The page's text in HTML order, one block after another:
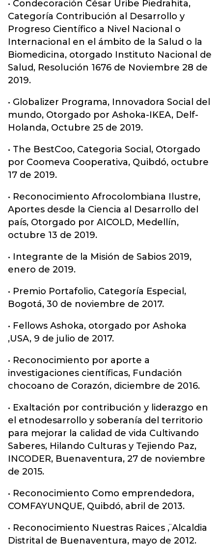
• Condecoración César Uribe Piedrahita,
Categoría Contribución al Desarrollo y
Progreso Científico a Nivel Nacional o
Internacional en el ámbito de la Salud o la
Biomedicina, otorgado Instituto Nacional de
Salud, Resolución 1676 de Noviembre 28 de
2019.
• Globalizer Programa, Innovadora Social del
mundo, Otorgado por Ashoka-IKEA, Delf-
Holanda, Octubre 25 de 2019.
• The BestCoo, Categoria Social, Otorgado
por Coomeva Cooperativa, Quibdó, octubre
17 de 2019.
• Reconocimiento Afrocolombiana Ilustre,
Aportes desde la Ciencia al Desarrollo del
país, Otorgado por AICOLD, Medellín,
octubre 13 de 2019.
• Integrante de la Misión de Sabios 2019,
enero de 2019.
• Premio Portafolio, Categoría Especial,
Bogotá, 30 de noviembre de 2017.
• Fellows Ashoka, otorgado por Ashoka
,USA, 9 de julio de 2017.
• Reconocimiento por aporte a
investigaciones científicas, Fundación
chocoano de Corazón, diciembre de 2016.
• Exaltación por contribución y liderazgo en
el etnodesarrollo y soberanía del territorio
para mejorar la calidad de vida Cultivando
Saberes, Hilando Culturas y Tejiendo Paz,
INCODER, Buenaventura, 27 de noviembre
de 2015.
• Reconocimiento Como emprendedora,
COMFAYUNQUE, Quibdó, abril de 2013.
• Reconocimiento ̈Nuestras Raices ̈, Alcaldia
Distrital de Buenaventura, mayo de 2012.